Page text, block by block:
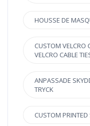
HOUSSE DE
CUSTOM VELCRO
VELCRO CABLE
ANPASSADE
TRYCK
CUSTOM